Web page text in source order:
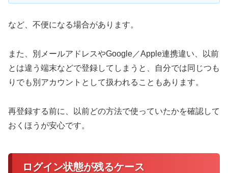
など、不便になる場合があります。
また、別メールアドレスやGoogle／Apple連携違い、以前
とは違う端末などで登録してしまうと、自分では同じつも
りでも別アカウントとして扱われることもあります。
再登録する前に、以前どの方法で使っていたかを確認して
おくほうが安心です。
ログイン状態が残るケース